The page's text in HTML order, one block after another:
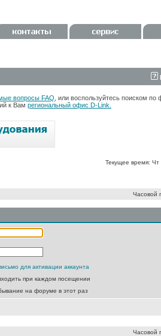
вопросы FAQ , или воспользуйтесь поиском по
к Вам региональный офис D-Link.
Текущее время:
Часовой
для активации аккаунта
при каждом посещении
на форуме в этот раз
Часовой